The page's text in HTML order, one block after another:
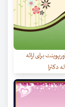
برای ارائه
دکترا